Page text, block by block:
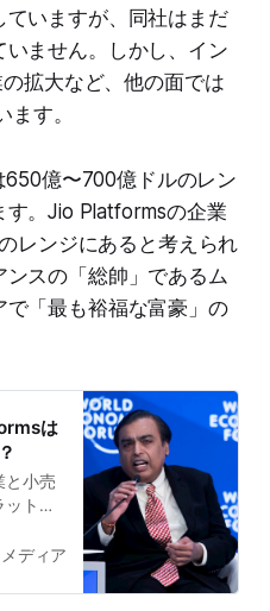
いますが、同社はまだ
ません。しかし、イン
拡大など、他の面では
す。
億〜700億ドルのレン
す。Jio Platformsの企業
レンジにあると考えられ
スの「総帥」であるム
「最も裕福な富豪」の
は
と小売
トフ
に出
で最
ディア Takushi Yoshida